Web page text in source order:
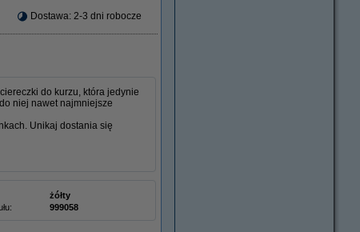
Dostawa: 2-3 dni robocze
do kurzu, która jedynie
niej nawet najmniejsze
Unikaj dostania się
żółty
999058